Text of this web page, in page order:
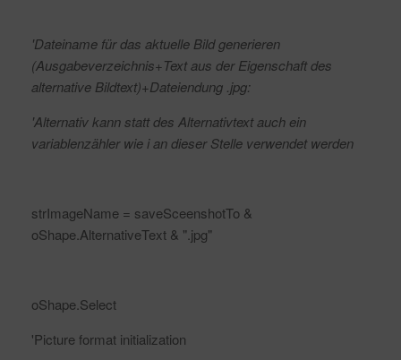
'Dateiname für das aktuelle Bild generieren
(Ausgabeverzeichnis+Text aus der Eigenschaft des
alternative Bildtext)+Dateiendung .jpg:
'Alternativ kann statt des Alternativtext auch ein
variablenzähler wie i an dieser Stelle verwendet werden
strImageName = saveSceenshotTo &
oShape.AlternativeText & ".jpg"
oShape.Select
'Picture format initialization